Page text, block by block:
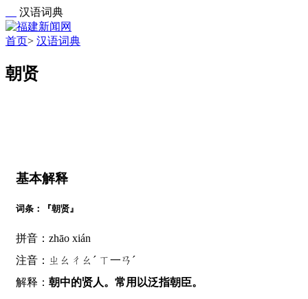
汉语词典
首页> 汉语词典
朝贤
基本解释
词条：『朝贤』
拼音：zhāo xián
注音：ㄓㄠㄔㄠˊ ㄒ一ㄢˊ
解释： 朝中的贤人。常用以泛指朝臣。